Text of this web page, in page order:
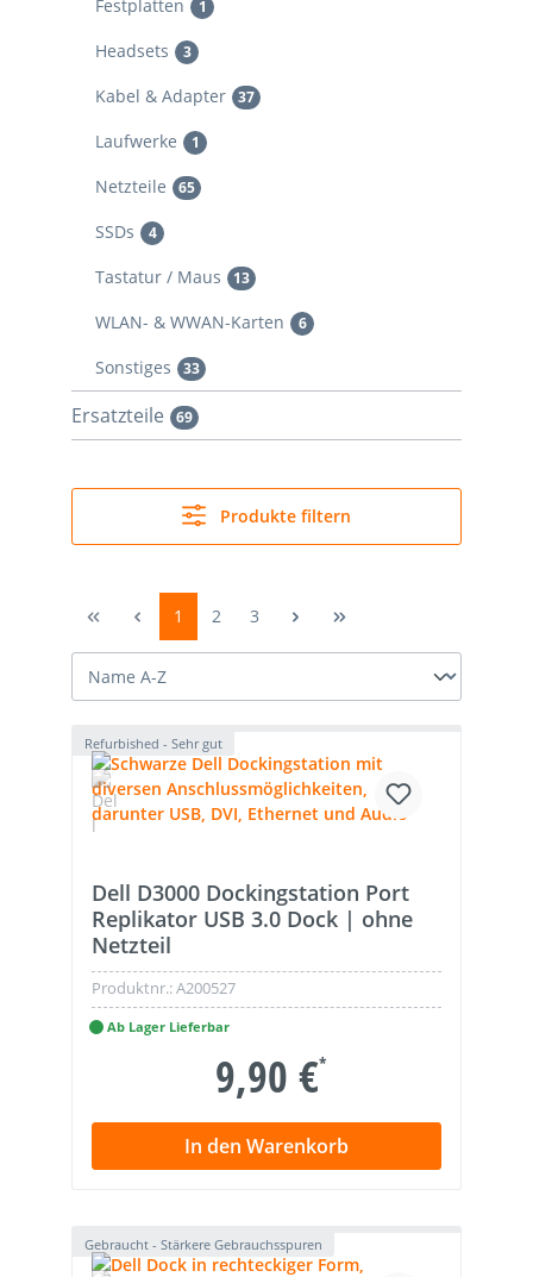
Festplatten 1
Headsets 3
Kabel & Adapter 37
Laufwerke 1
Netzteile 65
SSDs 4
Tastatur / Maus 13
WLAN- & WWAN-Karten 6
Sonstiges 33
Ersatzteile 69
Produkte filtern
1 2 3
Refurbished - Sehr gut
Dell D3000 Dockingstation Port
Replikator USB 3.0 Dock | ohne
Netzteil
Produktnr.:A200527
Ab Lager Lieferbar
9,90 €*
In den Warenkorb
Gebraucht - Stärkere Gebrauchsspuren